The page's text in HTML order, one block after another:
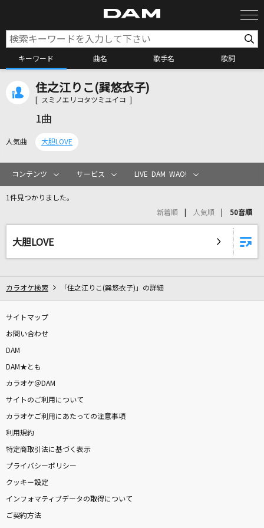
キーワード 曲名 歌手名 歌詞
カラオケ検索
カラオケリクエスト
ハローキティ
ありがとうの輪
[生音]マリーゴールド
あいみょん
晴れた午後
The Birthday
住之江りこ(巽悠衣子)
[ スミノエリコタツミユイコ ]
1曲
人気曲 大胆LOVE
コンテンツ サービス LIVE DAM WAO!
1件見つかりました。
新着順 人気順 50音順
大胆LOVE
カラオケ検索 「住之江りこ(巽悠衣子)」の詳細
サイトマップ
お問い合わせ
DAM
DAM★とも
カラオケ＠DAM
サイトのご利用について
カラオケご利用にあたっての注意事項
利用規約
特定商取引法に基づく表示
プライバシーポリシー
クッキー設定
インフォマティブデータの取得について
ご契約方法